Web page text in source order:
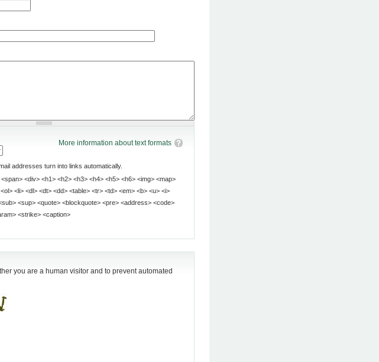
More information about text formats
addresses turn into links automatically.
<strike> <caption>
you are a human visitor and to prevent automated